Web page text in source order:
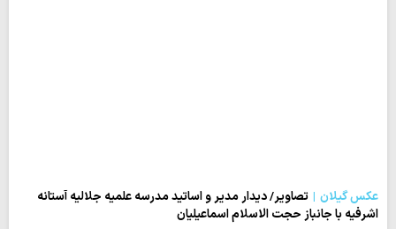
عکس گیلان
تصاویر/ دیدار مدیر و اساتید مدرسه علمیه جلالیه آستانه
اشرفیه با جانباز حجت الاسلام اسماعیلیان